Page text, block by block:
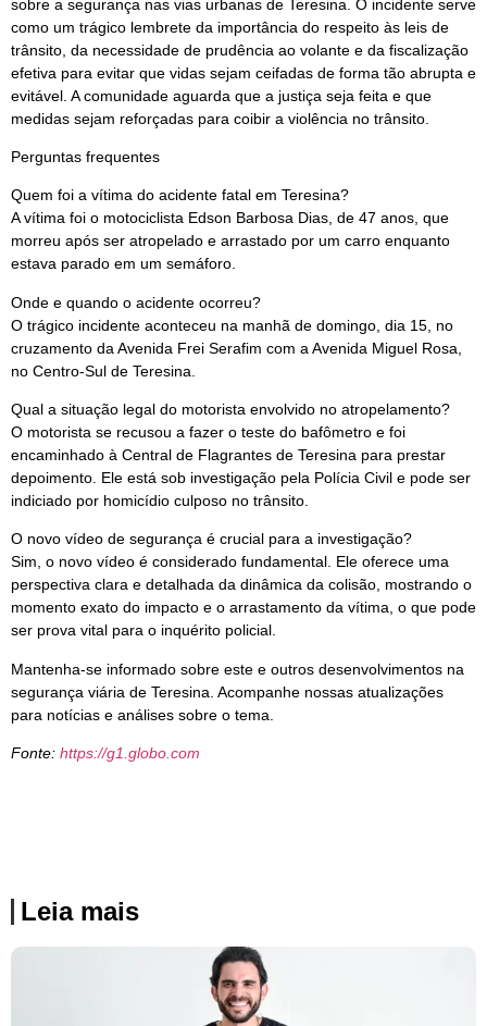
sobre a segurança nas vias urbanas de Teresina. O incidente serve
como um trágico lembrete da importância do respeito às leis de
trânsito, da necessidade de prudência ao volante e da fiscalização
efetiva para evitar que vidas sejam ceifadas de forma tão abrupta e
evitável. A comunidade aguarda que a justiça seja feita e que
medidas sejam reforçadas para coibir a violência no trânsito.
Perguntas frequentes
Quem foi a vítima do acidente fatal em Teresina?
A vítima foi o motociclista Edson Barbosa Dias, de 47 anos, que
morreu após ser atropelado e arrastado por um carro enquanto
estava parado em um semáforo.
Onde e quando o acidente ocorreu?
O trágico incidente aconteceu na manhã de domingo, dia 15, no
cruzamento da Avenida Frei Serafim com a Avenida Miguel Rosa,
no Centro-Sul de Teresina.
Qual a situação legal do motorista envolvido no atropelamento?
O motorista se recusou a fazer o teste do bafômetro e foi
encaminhado à Central de Flagrantes de Teresina para prestar
depoimento. Ele está sob investigação pela Polícia Civil e pode ser
indiciado por homicídio culposo no trânsito.
O novo vídeo de segurança é crucial para a investigação?
Sim, o novo vídeo é considerado fundamental. Ele oferece uma
perspectiva clara e detalhada da dinâmica da colisão, mostrando o
momento exato do impacto e o arrastamento da vítima, o que pode
ser prova vital para o inquérito policial.
Mantenha-se informado sobre este e outros desenvolvimentos na
segurança viária de Teresina. Acompanhe nossas atualizações
para notícias e análises sobre o tema.
Fonte: https://g1.globo.com
Leia mais